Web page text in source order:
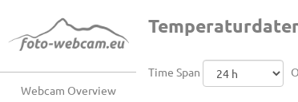
Webcam Overview
Time Span